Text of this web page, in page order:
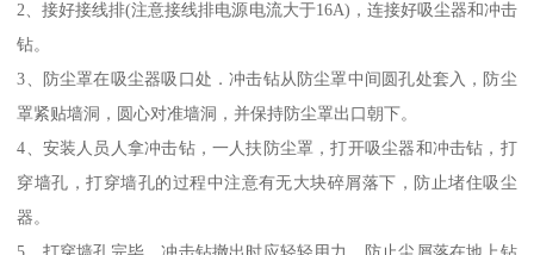
2、接好接线排(注意接线排电源电流大于16A)，连接好吸尘器和冲击
钻。
3、防尘罩在吸尘器吸口处．冲击钻从防尘罩中间圆孔处套入，防尘
罩紧贴墙洞，圆心对准墙洞，并保持防尘罩出口朝下。
4、安装人员人拿冲击钻，一人扶防尘罩，打开吸尘器和冲击钻，打
穿墙孔，打穿墙孔的过程中注意有无大块碎屑落下，防止堵住吸尘
器。